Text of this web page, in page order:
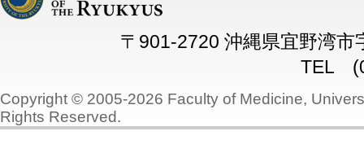
〒901-2720 沖縄県宜野湾市
TEL
Copyright © 2005-2026 Faculty of Medicine,
Rights Reserved.